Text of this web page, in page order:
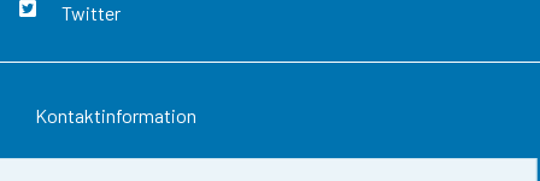
Twitter
Kontaktinformation
Respons